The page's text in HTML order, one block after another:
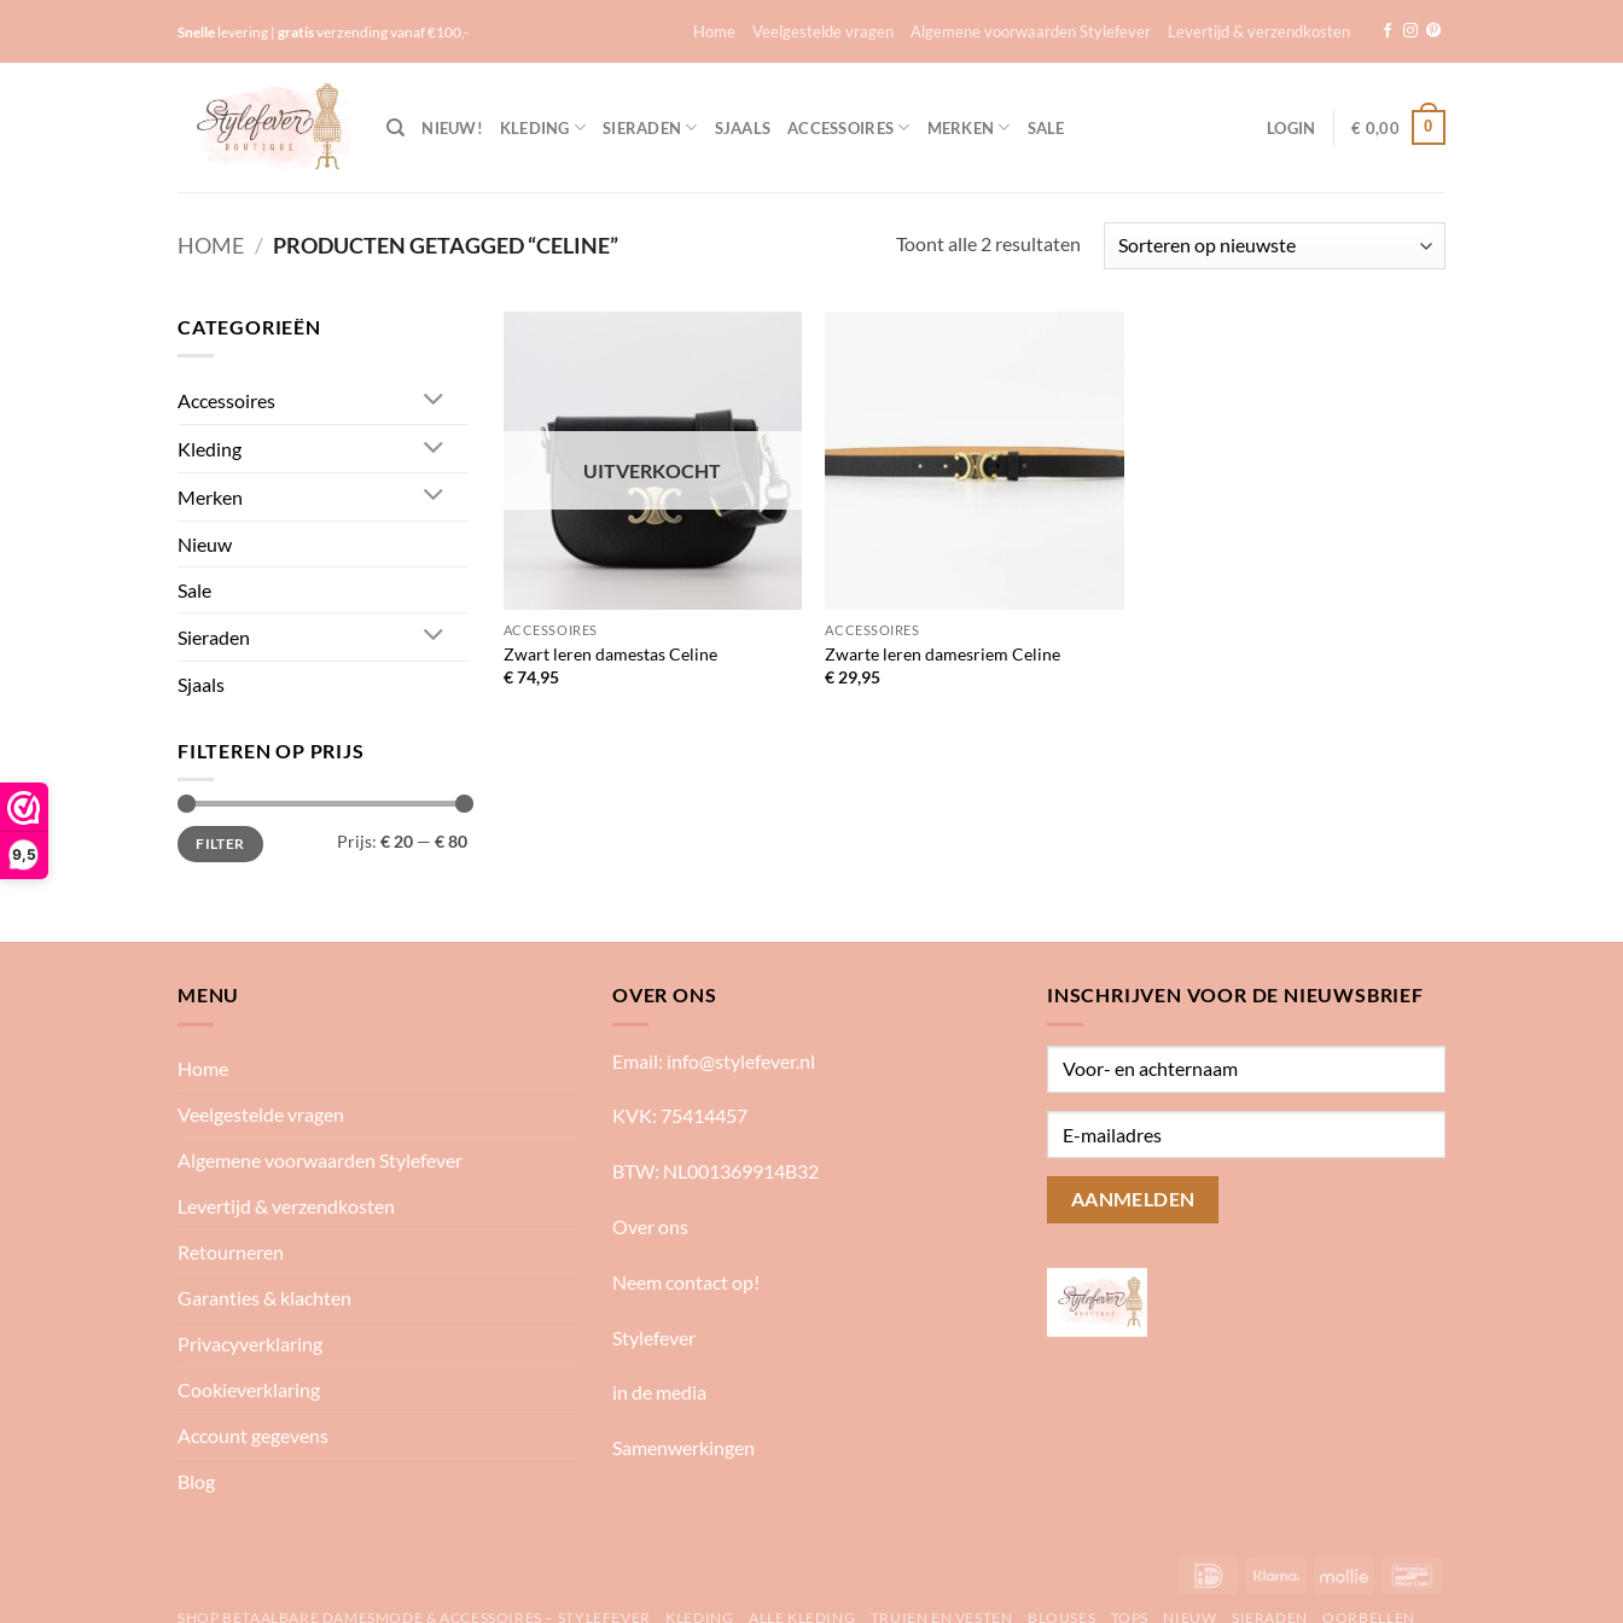
9,5
Snelle levering | gratisverzending vanaf €100,- Home Veelgestelde vragen Algemene voorwaarden Stylefever Levertijd & verzendkosten
NIEUW! KLEDING SIERADEN SJAALS ACCESSOIRES MERKEN SALE LOGIN € 0,00 0
HOME / PRODUCTEN GETAGGED “CELINE” Toont alle 2 resultatenGesorteerd
CATEGORIEËN
Accessoires
Kleding
Merken
Nieuw
Sale
Sieraden
Sjaals
FILTEREN OP PRIJS
Min.
prijs
Max.
prijsFILTER Prijs: € 20 — € 80
verlanglijst
UITVERKOCHT
ACCESSOIRES
Zwart leren damestas Celine
€74,95
ACCESSOIRES
Zwarte leren damesriem Celine
€ 29,95
MENU
Home
Veelgestelde vragen
Algemene voorwaarden Stylefever
Levertijd & verzendkosten
Retourneren
Garanties & klachten
Privacyverklaring
Cookieverklaring
Account gegevens
Blog
OVER ONS
Email: info@stylefever.nl
KVK: 75414457
BTW: NL001369914B32
Over ons
Neem contact op!
Stylefever
in de media
Samenwerkingen
INSCHRIJVEN VOOR DE NIEUWSBRIEF
IDeal Klarna Mollie
SHOP BETAALBARE DAMESMODE & ACCESSOIRES – STYLEFEVER KLEDING ALLE KLEDING TRUIEN EN VESTEN BLOUSES TOPS NIEUW SIERADEN OORBELLEN